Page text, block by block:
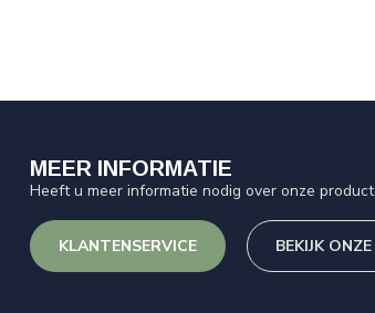
MEER INFORMATIE
Heeft u meer informatie nodig over onze
KLANTENSERVICE BEKIJK